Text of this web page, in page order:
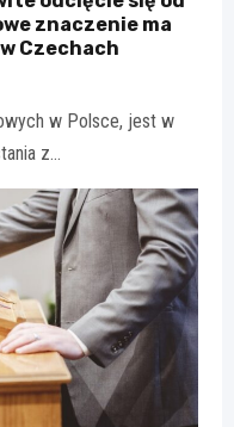
znaczenie ma
Czechach
w Polsce, jest w
z…